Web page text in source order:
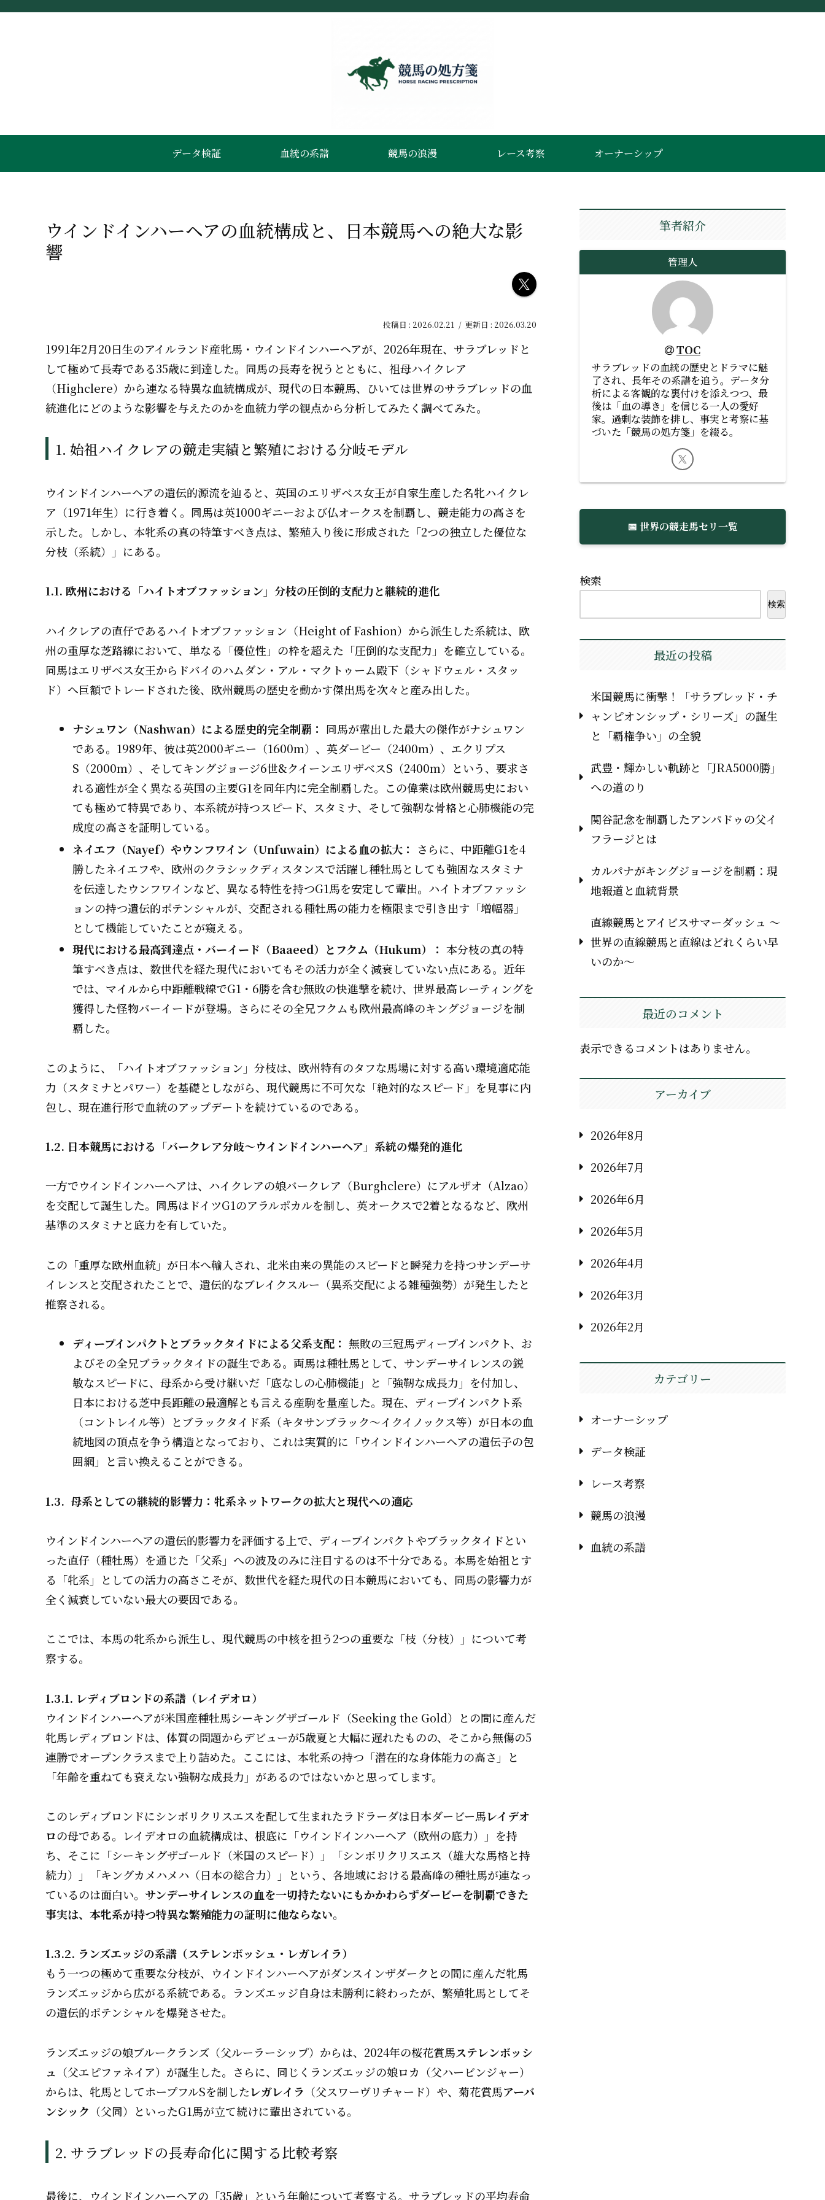
データ検証 血統の系譜 競馬の浪漫 レース考察 オーナーシップ
ウインドインハーヘアの血統構成と、日本競馬への絶大な影
響
2026.02.21 2026.03.20
1991年2月20日生のアイルランド産牝馬・ウインドインハーヘアが、2026年現在、サラブレッドと
して極めて長寿である35歳に到達した。同馬の長寿を祝うとともに、祖母ハイクレア
（Highclere）から連なる特異な血統構成が、現代の日本競馬、ひいては世界のサラブレッドの血
統進化にどのような影響を与えたのかを血統力学の観点から分析してみたく調べてみた。
1. 始祖ハイクレアの競走実績と繁殖における分岐モデル
ウインドインハーヘアの遺伝的源流を辿ると、英国のエリザベス女王が自家生産した名牝ハイクレ
ア（1971年生）に行き着く。同馬は英1000ギニーおよび仏オークスを制覇し、競走能力の高さを
示した。しかし、本牝系の真の特筆すべき点は、繁殖入り後に形成された「2つの独立した優位な
分枝（系統）」にある。
1.1. 欧州における「ハイトオブファッション」分枝の圧倒的支配力と継続的進化
ハイクレアの直仔であるハイトオブファッション（Height of Fashion）から派生した系統は、欧
州の重厚な芝路線において、単なる「優位性」の枠を超えた「圧倒的な支配力」を確立している。
同馬はエリザベス女王からドバイのハムダン・アル・マクトゥーム殿下（シャドウェル・スタッ
ド）へ巨額でトレードされた後、欧州競馬の歴史を動かす傑出馬を次々と産み出した。
ナシュワン（Nashwan）による歴史的完全制覇： 同馬が輩出した最大の傑作がナシュワン
である。1989年、彼は英2000ギニー（1600m）、英ダービー（2400m）、エクリプス
S（2000m）、そしてキングジョージ6世&クイーンエリザベスS（2400m）という、要求さ
れる適性が全く異なる英国の主要G1を同年内に完全制覇した。この偉業は欧州競馬史におい
ても極めて特異であり、本系統が持つスピード、スタミナ、そして強靭な骨格と心肺機能の完
成度の高さを証明している。
ネイエフ（Nayef）やウンフワイン（Unfuwain）による血の拡大：
さらに、中距離G1を4
勝したネイエフや、欧州のクラシックディスタンスで活躍し種牡馬としても強固なスタミナ
を伝達したウンフワインなど、異なる特性を持つG1馬を安定して輩出。ハイトオブファッシ
ョンの持つ遺伝的ポテンシャルが、交配される種牡馬の能力を極限まで引き出す「増幅器」
として機能していたことが窺える。
現代における最高到達点・バーイード（Baaeed）とフクム（Hukum）： 本分枝の真の特
筆すべき点は、数世代を経た現代においてもその活力が全く減衰していない点にある。近年
では、マイルから中距離戦線でG1・6勝を含む無敗の快進撃を続け、世界最高レーティングを
獲得した怪物バーイードが登場。さらにその全兄フクムも欧州最高峰のキングジョージを制
覇した。
このように、「ハイトオブファッション」分枝は、欧州特有のタフな馬場に対する高い環境適応能
力（スタミナとパワー）を基礎としながら、現代競馬に不可欠な「絶対的なスピード」を見事に内
包し、現在進行形で血統のアップデートを続けているのである。
1.2. 日本競馬における「バークレア分岐〜ウインドインハーヘア」系統の爆発的進化
一方でウインドインハーヘアは、ハイクレアの娘バークレア（Burghclere）にアルザオ（Alzao）
を交配して誕生した。同馬はドイツG1のアラルポカルを制し、英オークスで2着となるなど、欧州
基準のスタミナと底力を有していた。
この「重厚な欧州血統」が日本へ輸入され、北米由来の異能のスピードと瞬発力を持つサンデーサ
イレンスと交配されたことで、遺伝的なブレイクスルー（異系交配による雑種強勢）が発生したと
推察される。
ディープインパクトとブラックタイドによる父系支配： 無敗の三冠馬ディープインパクト、お
よびその全兄ブラックタイドの誕生である。両馬は種牡馬として、サンデーサイレンスの鋭
敏なスピードに、母系から受け継いだ「底なしの心肺機能」と「強靭な成長力」を付加し、
日本における芝中長距離の最適解とも言える産駒を量産した。現在、ディープインパクト系
（コントレイル等）とブラックタイド系（キタサンブラック〜イクイノックス等）が日本の血
統地図の頂点を争う構造となっており、これは実質的に「ウインドインハーヘアの遺伝子の包
囲網」と言い換えることができる。
1.3. 母系としての継続的影響力：牝系ネットワークの拡大と現代への適応
ウインドインハーヘアの遺伝的影響力を評価する上で、ディープインパクトやブラックタイドとい
った直仔（種牡馬）を通じた「父系」への波及のみに注目するのは不十分である。本馬を始祖とす
る「牝系」としての活力の高さこそが、数世代を経た現代の日本競馬においても、同馬の影響力が
全く減衰していない最大の要因である。
ここでは、本馬の牝系から派生し、現代競馬の中核を担う2つの重要な「枝（分枝）」について考
察する。
1.3.1. レディブロンドの系譜（レイデオロ）
ウインドインハーヘアが米国産種牡馬シーキングザゴールド（Seeking the Gold）との間に産んだ
牝馬レディブロンドは、体質の問題からデビューが5歳夏と大幅に遅れたものの、そこから無傷の5
連勝でオープンクラスまで上り詰めた。ここには、本牝系の持つ「潜在的な身体能力の高さ」と
「年齢を重ねても衰えない強靭な成長力」があるのではないかと思ってします。
このレディブロンドにシンボリクリスエスを配して生まれたラドラーダは日本ダービー馬レイデオ
ロの母である。レイデオロの血統構成は、根底に「ウインドインハーヘア（欧州の底力）」を持
ち、そこに「シーキングザゴールド（米国のスピード）」「シンボリクリスエス（雄大な馬格と持
続力）」「キングカメハメハ（日本の総合力）」という、各地域における最高峰の種牡馬が連なっ
ているのは面白い。 サンデーサイレンスの血を一切持たないにもかかわらずダービーを制覇できた
事実は、本牝系が持つ特異な繁殖能力の証明に他ならない。
1.3.2. ランズエッジの系譜（ステレンボッシュ・レガレイラ）
もう一つの極めて重要な分枝が、ウインドインハーヘアがダンスインザダークとの間に産んだ牝馬
ランズエッジから広がる系統である。ランズエッジ自身は未勝利に終わったが、繁殖牝馬としてそ
の遺伝的ポテンシャルを爆発させた。
ランズエッジの娘ブルークランズ（父ルーラーシップ）からは、2024年の桜花賞馬ステレンボッシ
ュ （父エピファネイア）が誕生した。さらに、同じくランズエッジの娘ロカ（父ハービンジャー）
からは、牝馬としてホープフルSを制したレガレイラ （父スワーヴリチャード）や、菊花賞馬アーバ
ンシック （父同）といったG1馬が立て続けに輩出されている。
2. サラブレッドの長寿命化に関する比較考察
最後に、ウインドインハーヘアの「35歳」という年齢について考察する。サラブレッドの平均寿命
筆者紹介
管理人
TOC
サラブレッドの血統の歴史とドラマに魅
了され、長年その系譜を追う。データ分
析による客観的な裏付けを添えつつ、最
後は「血の導き」を信じる一人の愛好
家。過剰な装飾を排し、事実と考察に基
づいた「競馬の処方箋」を綴る。
📅 世界の競走馬セリ一覧
検索
検索
最近の投稿
米国競馬に衝撃！「サラブレッド・チ
ャンピオンシップ・シリーズ」の誕生
と「覇権争い」の全貌
武豊・輝かしい軌跡と「JRA5000勝」
への道のり
関谷記念を制覇したアンパドゥの父イ
フラージとは
カルパナがキングジョージを制覇：現
地報道と血統背景
直線競馬とアイビスサマーダッシュ 〜
世界の直線競馬と直線はどれくらい早
いのか〜
最近のコメント
表示できるコメントはありません。
アーカイブ
2026年8月
2026年7月
2026年6月
2026年5月
2026年4月
2026年3月
2026年2月
カテゴリー
オーナーシップ
データ検証
レース考察
競馬の浪漫
血統の系譜